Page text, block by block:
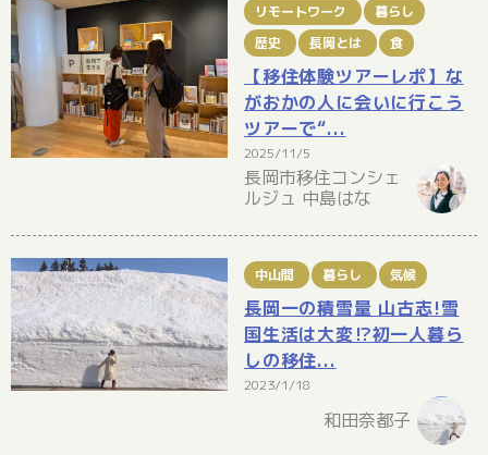
リモートワーク
暮らし
歴史
長岡とは 食
【移住体験ツアーレポ】な
がおかの人に会いに行こう
ツアーで“...
2025/11/5
長岡市移住コンシェ
ルジュ 中島はな
中山間 暮らし 気候
長岡一の積雪量 山古志!雪
国生活は大変⁉初一人暮ら
しの移住...
2023/1/18
和田奈都子